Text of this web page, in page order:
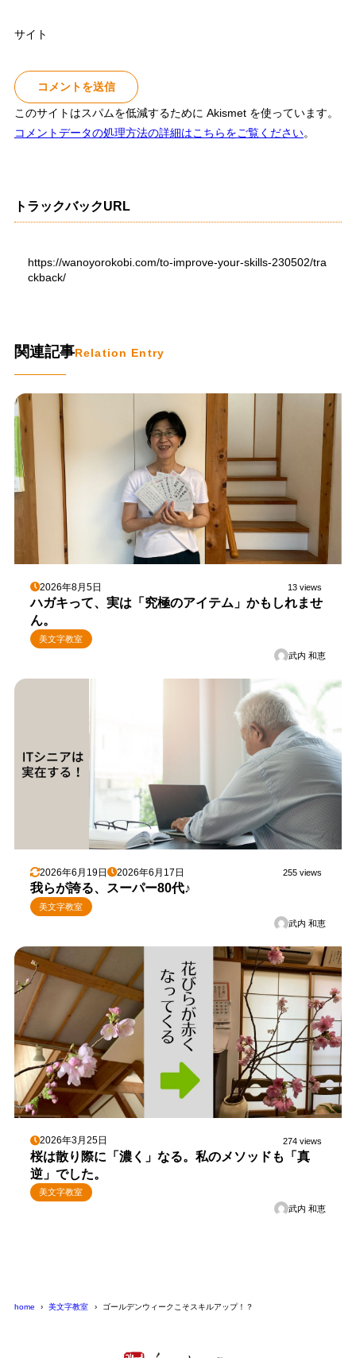
サイト
このサイトはスパムを低減するために Akismet を使っています。
コメントデータの処理方法の詳細はこちらをご覧ください。
トラックバックURL
https://wanoyorokobi.com/to-improve-your-skills-230502/tra
ckback/
関連記事Relation Entry
2026年8月5日 13 views
ハガキって、実は「究極のアイテム」かもしれませ
ん。
美文字教室
武内 和恵
2026年6月19日 2026年6月17日 255 views
我らが誇る、スーパー80代♪
美文字教室
武内 和恵
2026年3月25日 274 views
桜は散り際に「濃く」なる。私のメソッドも「真
逆」でした。
美文字教室
武内 和恵
home 美文字教室 ゴールデンウィークこそスキルアップ！？